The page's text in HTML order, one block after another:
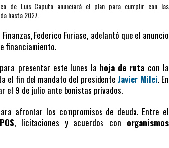
de Luis Caputo anunciará el plan para cumplir con las
hasta 2027.
Federico Furiase, adelantó que el anuncio
financiamiento.
presentar este lunes la hoja de ruta con la
el fin del mandato del presidenteJavier Milei. En
el 9 de julio ante bonistas privados.
afrontar los compromisos de deuda. Entre el
, licitaciones y acuerdos con organismos